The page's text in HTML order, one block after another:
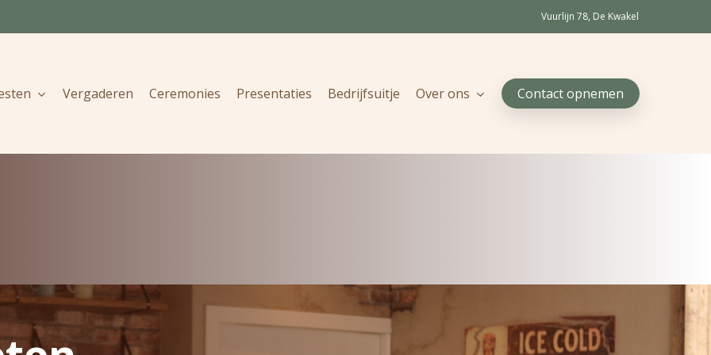
Vuurlijn 78, De Kwakel
Vergaderen Ceremonies Presentaties Bedrijfsuitje Over ons Contact opnemen